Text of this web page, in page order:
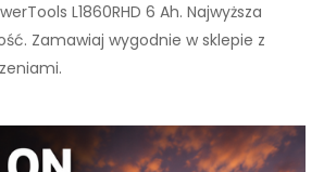
L1860RHD 6 Ah. Najwyższa
Zamawiaj wygodnie w sklepie z